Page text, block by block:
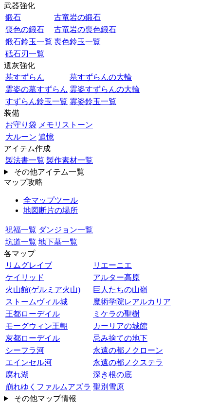
武器強化
鍛石
古竜岩の鍛石
喪色の鍛石
古竜岩の喪色鍛石
鍛石鈴玉一覧 喪色鈴玉一覧
砥石刃一覧
遺灰強化
墓すずらん
墓すずらんの大輪
霊姿の墓すずらん 霊姿すずらんの大輪
すずらん鈴玉一覧 霊姿鈴玉一覧
装備
お守り袋 メモリストーン
大ルーン 追憶
アイテム作成
製法書一覧 製作素材一覧
その他アイテム一覧
マップ攻略
全マップツール
地図断片の場所
祝福一覧 ダンジョン一覧
坑道一覧 地下墓一覧
各マップ
リムグレイブ
リエーニエ
ケイリッド
アルター高原
火山館(ゲルミア火山)
巨人たちの山嶺
ストームヴィル城
魔術学院レアルカリア
王都ローデイル
ミケラの聖樹
モーグウィン王朝
カーリアの城館
灰都ローデイル
忌み捨ての地下
シーフラ河
永遠の都ノクローン
エインセル河
永遠の都ノクステラ
腐れ湖
深き根の底
崩れゆくファルムアズラ 聖別雪原
その他マップ情報